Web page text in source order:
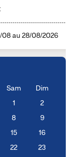
08au 28/08/2026
Sam Dim
1 2
8 9
15 16
22 23